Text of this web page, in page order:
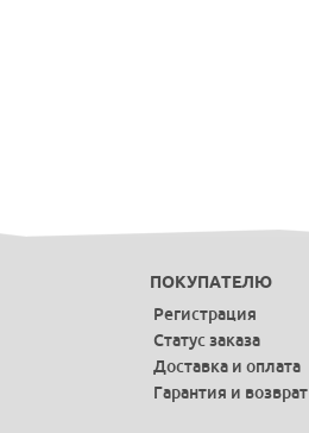
ПОКУПАТЕЛЮ
Регистрация
Статус заказа
Доставка и оплата
Гарантия и возврат